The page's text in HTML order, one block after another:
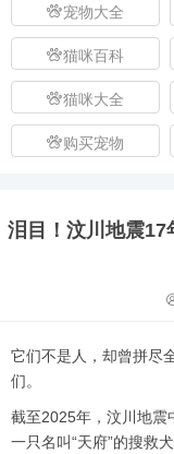
宠物大全
猫咪百科
猫咪大全
购买宠物
泪目！汶川地震17
它们不是人，却曾拼尽
们。
截至2025年，汶川地震
一只名叫“天府”的搜救